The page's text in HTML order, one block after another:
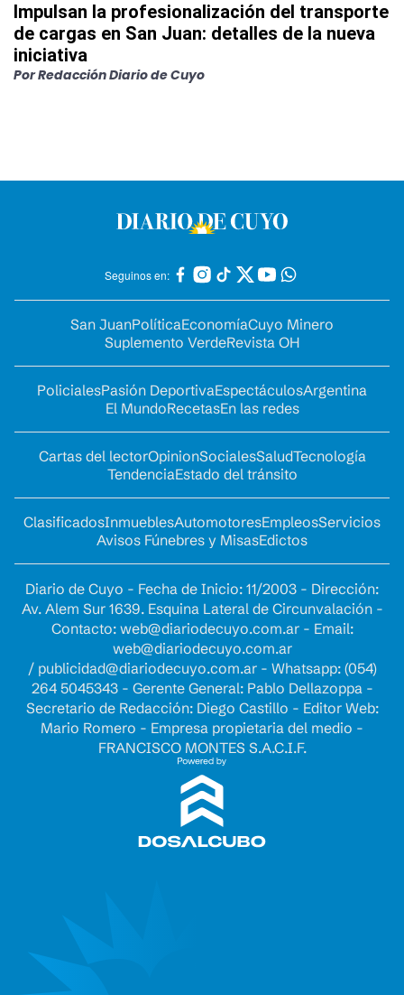
Impulsan la profesionalización del transporte
de cargas en San Juan: detalles de la nueva
iniciativa
PorRedacción Diario de Cuyo
Seguinos en:
San JuanPolíticaEconomíaCuyo Minero
Suplemento VerdeRevista OH
PolicialesPasión DeportivaEspectáculosArgentina
El MundoRecetasEn las redes
Cartas del lectorOpinionSocialesSaludTecnología
TendenciaEstado del tránsito
ClasificadosInmueblesAutomotoresEmpleosServicios
Avisos Fúnebres y MisasEdictos
Diario de Cuyo - Fecha de Inicio: 11/2003 - Dirección:
Av. Alem Sur 1639. Esquina Lateral de Circunvalación -
Contacto: web@diariodecuyo.com.ar- Email:
web@diariodecuyo.com.ar
/ publicidad@diariodecuyo.com.ar- Whatsapp: (054)
264 5045343 - Gerente General: Pablo Dellazoppa -
Secretario de Redacción: Diego Castillo - Editor Web:
Mario Romero - Empresa propietaria del medio -
FRANCISCO MONTES S.A.C.I.F.